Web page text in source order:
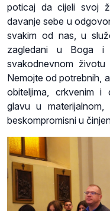
poticaj da cijeli svoj
davanje sebe u
svakim od nas, u
zagledani u Boga i
svakodnevnom životu
Nemojte od potrebnih,
obiteljima, crkvenim i
glavu u
beskompromisni u